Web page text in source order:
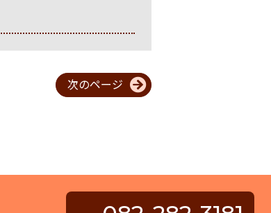
次のページ